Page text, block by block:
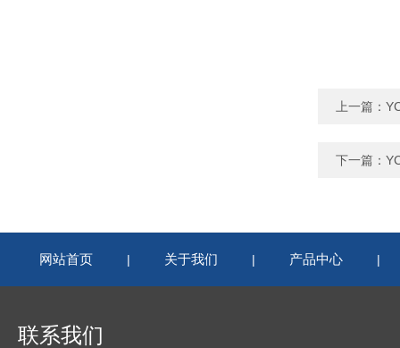
上一篇：
下一篇：
网站首页 | 关于我们 | 产品中心 |
联系我们